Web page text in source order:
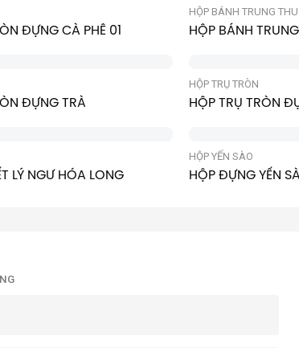
ĐỰNG CÀ PHÊ 01
HỘP BÁNH TRUNG THU
HỘP BÁNH
ĐỰNG TRÀ
HỘP TRỤ TRÒN
HỘP TRỤ TRÒN
LÝ NGƯ HÓA LONG
HỘP YẾN SÀO
HỘP ĐỰNG YẾN